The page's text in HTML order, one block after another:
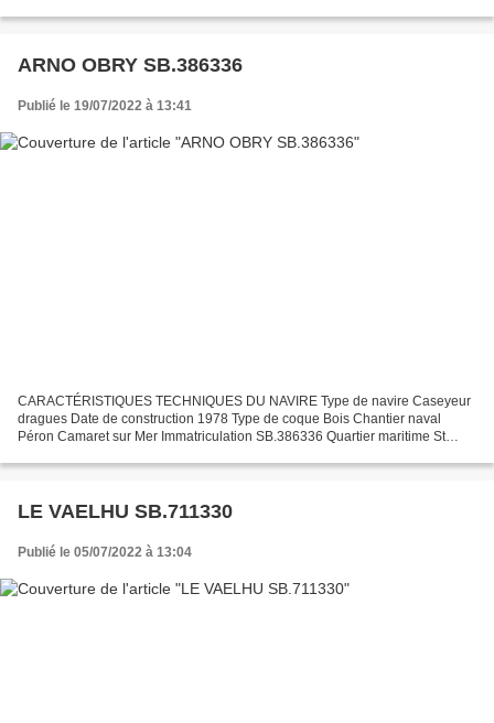
ARNO OBRY SB.386336
Publié le 19/07/2022 à 13:41
CARACTÉRISTIQUES TECHNIQUES DU NAVIRE Type de navire Caseyeur
dragues Date de construction 1978 Type de coque Bois Chantier naval
Péron Camaret sur Mer Immatriculation SB.386336 Quartier maritime St
LE VAELHU SB.711330
Publié le 05/07/2022 à 13:04